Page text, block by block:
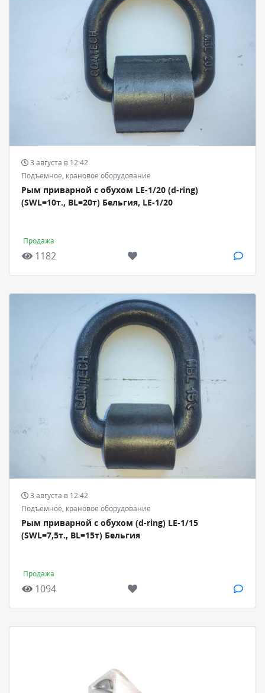
3 августа в 12:42
Подъемное, крановое оборудование
Рым приварной с обухом LE-1/20 (d-ring)
(SWL=10т., BL=20т) Бельгия, LE-1/20
Продажа
1182
3 августа в 12:42
Подъемное, крановое оборудование
Рым приварной с обухом (d-ring) LE-1/15
(SWL=7,5т., BL=15т) Бельгия
Продажа
1094